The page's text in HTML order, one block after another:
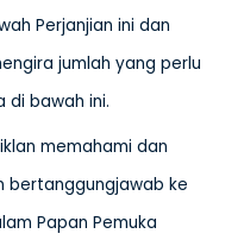
Perjanjian ini dan
jumlah yang perlu
di bawah ini.
memahami dan
bertanggungjawab ke
Papan Pemuka